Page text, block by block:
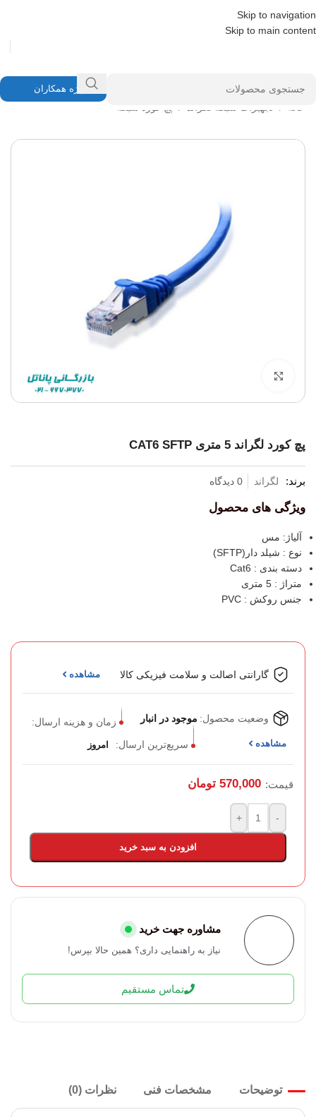
Skip to navigation
Skip to main content
ویژه همکاران
پچ کورد لگراند 5 متری CAT6 SFTP
برند: لگراند 0 دیدگاه
ویژگی های محصول
آلیاژ: مس
نوع : شیلد دار(SFTP)
دسته بندی : Cat6
متراژ : 5 متری
جنس روکش : PVC
گارانتی اصالت و سلامت فیزیکی کالا مشاهده
وضعیت محصول: موجود در انبار زمان و هزینه ارسال:
مشاهده سریع‌ترین ارسال: امروز
قیمت: 570,000 تومان
-
+
افزودن به سبد خرید
مشاوره جهت خرید
نیاز به راهنمایی داری؟ همین حالا بپرس!
تماس مستقیم
توضیحات مشخصات فنی نظرات (0)